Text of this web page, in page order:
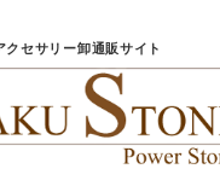
セサリー卸通販サイト